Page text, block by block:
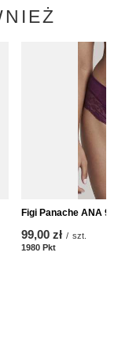
Figi Panache ANA
99,00 zł / szt.
1980 Pkt